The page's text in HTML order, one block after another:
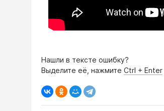
Нашли в тексте ошибку?
Выделите её, нажмите Ctrl + Enter